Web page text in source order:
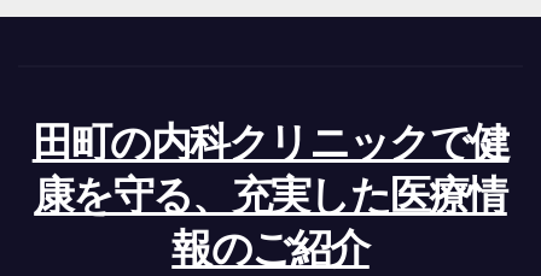
田町の内科クリニックで健
康を守る、充実した医療情
報のご紹介